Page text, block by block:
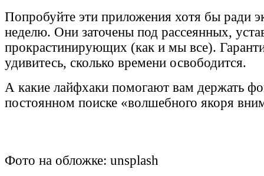
Попробуйте эти приложения хотя бы ради
неделю. Они заточены под рассеянных,
прокрастинирующих (как и мы все).
удивитесь, сколько времени освободится.
А какие лайфхаки помогают вам держать
постоянном поиске «волшебного якоря
Фото на обложке: unsplash